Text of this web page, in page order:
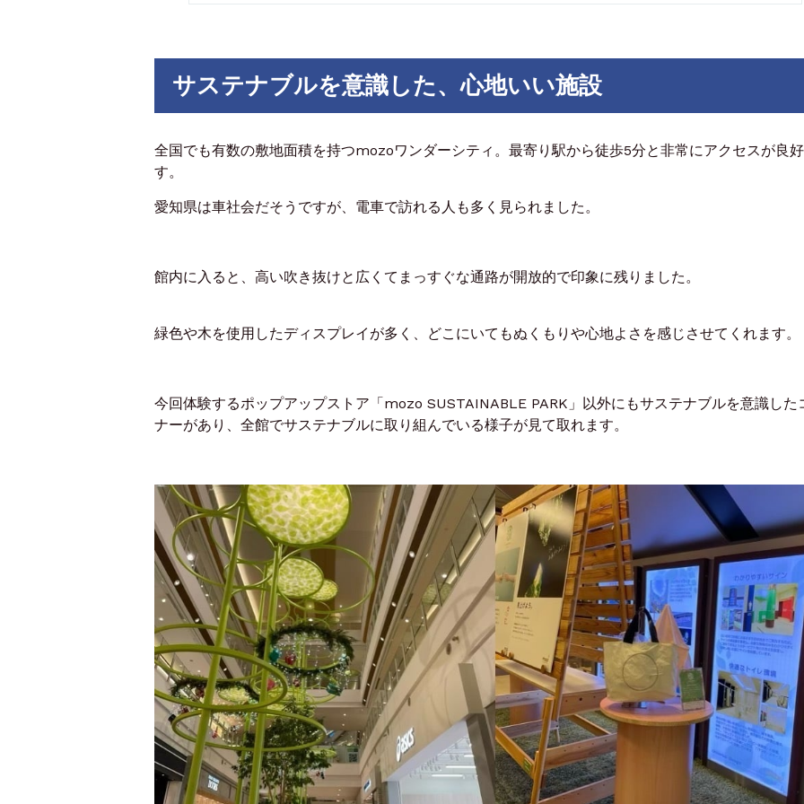
サステナブルを意識した、心地いい施設
全国でも有数の敷地面積を持つmozoワンダーシティ。最寄り駅から徒歩5分と非常にアクセスが良
す。
愛知県は車社会だそうですが、電車で訪れる人も多く見られました。
館内に入ると、高い吹き抜けと広くてまっすぐな通路が開放的で印象に残りました。
緑色や木を使用したディスプレイが多く、どこにいてもぬくもりや心地よさを感じさせてくれます。
今回体験するポップアップストア「mozo SUSTAINABLE PARK」以外にもサステナブルを意識した
ナーがあり、全館でサステナブルに取り組んでいる様子が見て取れます。